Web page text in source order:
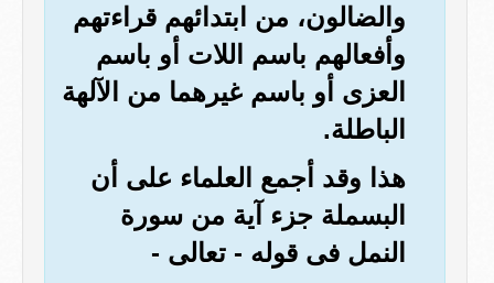
والضالون، من ابتدائهم قراءتهم
وأفعالهم باسم اللات أو باسم
العزى أو باسم غيرهما من الآلهة
الباطلة.
هذا وقد أجمع العلماء على أن
البسملة جزء آية من سورة
النمل فى قوله - تعالى -